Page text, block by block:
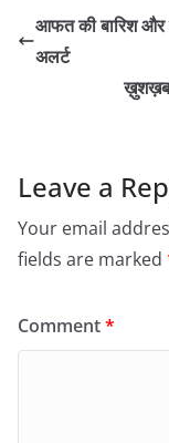
आफत की बारिश और
अलर्ट
Leave a
Your email
fields are marked
Comment*